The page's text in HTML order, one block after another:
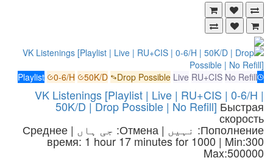
Playlist 0-6/H 50K/D Drop Possible Live RU+CIS No Refill
VK Listenings [Playlist | Live | RU+CIS | 0-6/H |
50K/D | Drop Possible | No Refill] Быстрая
скорость
Пополнение: نہیں | Отмена: جی ہاں | Среднее
время: 1 hour 17 minutes for 1000 | Min:300
Max:500000